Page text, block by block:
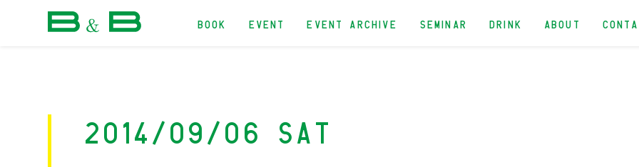
BOOK EVENT EVENT ARCHIVE SEMINAR DRINK ABOUT
2014/09/06 Sat